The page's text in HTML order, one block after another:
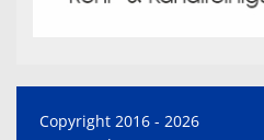
Copyright 2016 - 2026